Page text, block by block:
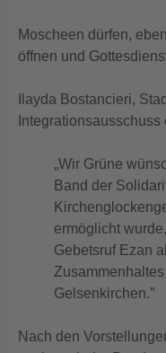
Moscheen dürfen,
öffnen und
Ilayda Bostancieri,
Integrationsausschuss
„Wir Grüne
Band der
ermöglicht
Gebetsruf Ezan
Gelsenkirchen.”
Nach den